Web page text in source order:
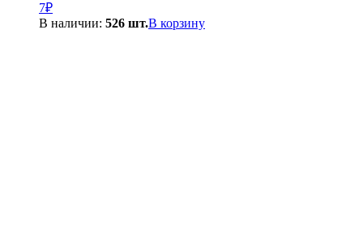
7₽
В наличии: 526 шт.В корзину